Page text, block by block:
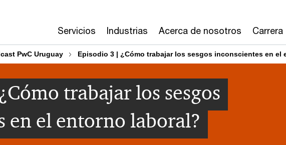
Servicios Industrias Acerca de nosotros Carrera
PwC Uruguay Episodio 3 | ¿Cómo trabajar los sesgos inconscientes en el
trabajar los sesgos
en el entorno laboral?